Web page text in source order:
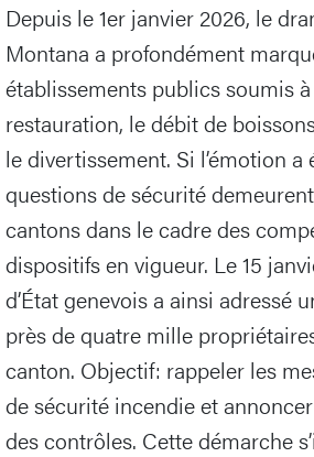
Depuis le 1er janvier 2026, le
Montana a profondément
établissements publics soumis
restauration, le débit de
le divertissement. Si l’émotion a
questions de sécurité
cantons dans le cadre des
dispositifs en vigueur. Le 15
d’État genevois a ainsi adressé
près de quatre mille
canton. Objectif: rappeler les
de sécurité incendie et
des contrôles. Cette démarche